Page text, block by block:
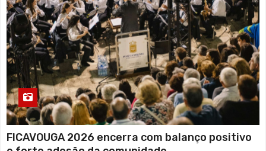
FICAVOUGA 2026 encerra com balanço positivo